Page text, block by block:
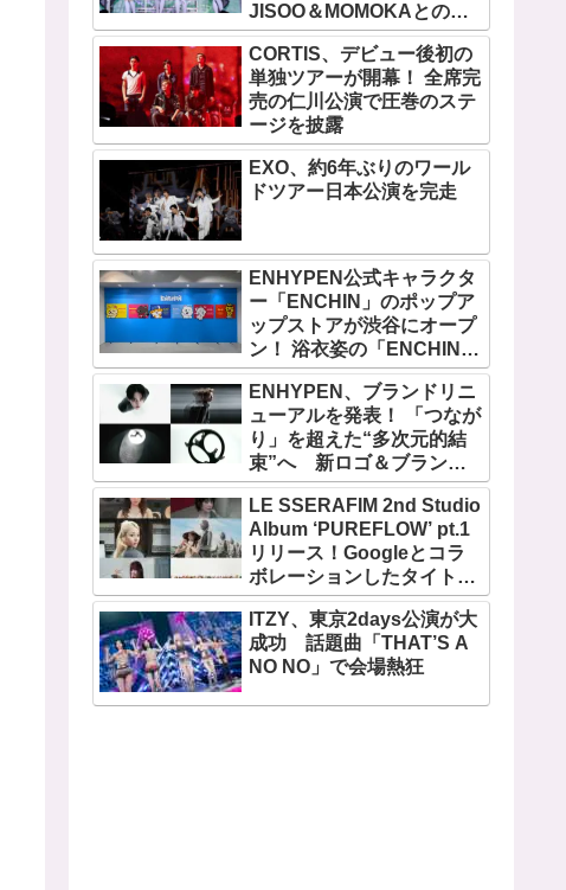
JISOO＆MOMOKAとのス
ペシャルコラボも実現
CORTIS、デビュー後初の
単独ツアーが開幕！ 全席完
売の仁川公演で圧巻のステ
ージを披露
EXO、約6年ぶりのワール
ドツアー日本公演を完走
ENHYPEN公式キャラクタ
ー「ENCHIN」のポップア
ップストアが渋谷にオープ
ン！ 浴衣姿の「ENCHIN」
が登場
ENHYPEN、ブランドリニ
ューアルを発表！ 「つなが
り」を超えた“多次元的結
束”へ 新ロゴ＆ブランド
フィルム公開
LE SSERAFIM 2nd Studio
Album ‘PUREFLOW’ pt.1
リリース！Googleとコラ
ボレーションしたタイトル
曲「BOOMPALA」MVも公
開
ITZY、東京2days公演が大
成功 話題曲「THAT’S A
NO NO」で会場熱狂